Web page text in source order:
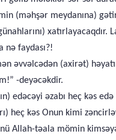
(məhşər meydanına)
xatırlayacaqdır.
nə faydası?!
əvvəlcədən (axirət)
-deyəcəkdir.
edəcəyi əzabı heç kəs
heç kəs Onun kimi
Allah-təala mömin